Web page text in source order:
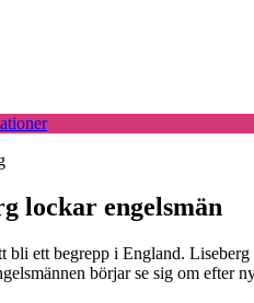
lockar engelsmän
bli ett begrepp i England.
börjar se sig om efter